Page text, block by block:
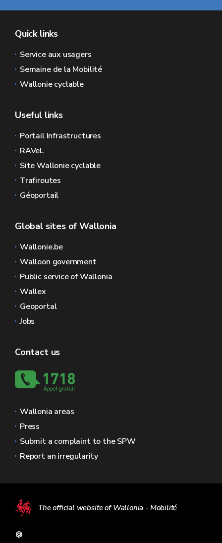
Quick links
Service aux usagers
Semaine de la Mobilité
Wallonie cyclable
Useful links
Portail Infrastructures
RAVeL
Site Wallonie cyclable
Trafiroutes
Géoportail
Global sites of Wallonia
Wallonie.be
Walloon government
Public service of Wallonia
Wallex
Geoportal
Jobs
Contact us
Wallonia areas
Press
Submit a complaint to the SPW
Report an irregularity
The official website of Wallonia - Mobilité
🍪